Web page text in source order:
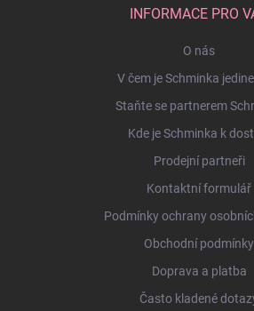
INFORMACE PRO
O nás
V čem je Schminka
Staňte se partnerem
Kde je Schminka k
Prodejní partneři
Kontaktní formulář
Podmínky ochrany
Obchodní podmínky
Doprava a platba
Často kladené